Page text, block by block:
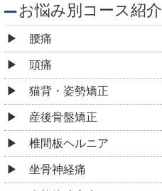
お悩み別コース紹介
腰痛
頭痛
猫背・姿勢矯正
産後骨盤矯正
椎間板ヘルニア
坐骨神経痛